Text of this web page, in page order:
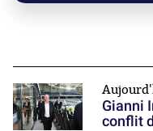
Gianni
conflit